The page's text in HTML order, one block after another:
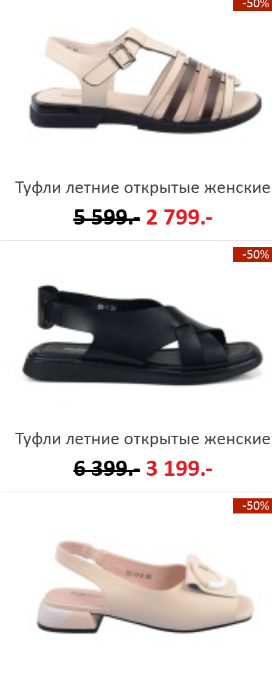
-50%
Туфли летние открытые женские
5 599.- 2 799.-
-50%
Туфли летние открытые женские
6 399.- 3 199.-
-50%